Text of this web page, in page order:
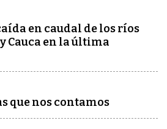
en caudal de los ríos
Cauca en la última
que nos contamos